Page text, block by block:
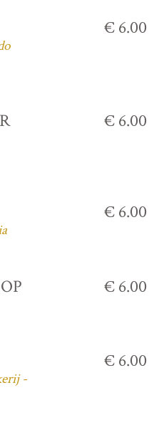
€ 6.00
€ 6.00
€ 6.00
€ 6.00
-
€ 6.00